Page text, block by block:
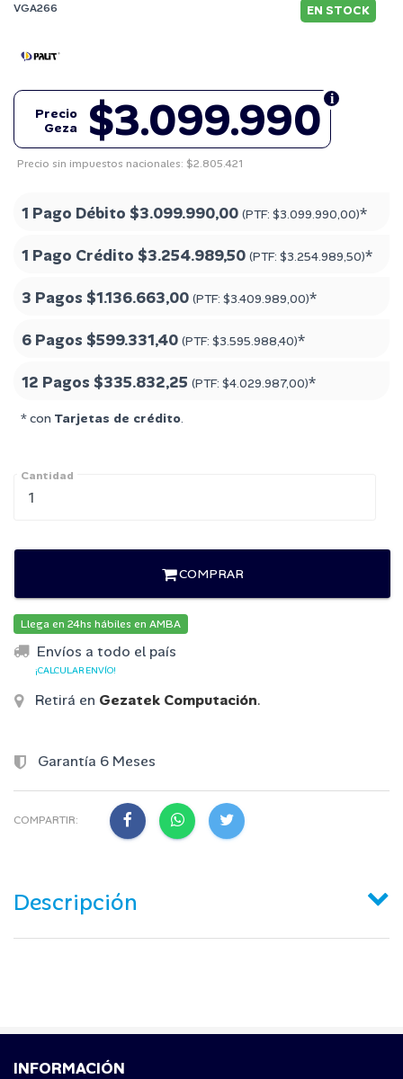
VGA266 EN STOCK
$3.099.990
Precio
Geza
Precio sin impuestos nacionales: $2.805.421
1 Pago Débito $3.099.990,00 (PTF: $3.099.990,00)*
1 Pago Crédito $3.254.989,50 (PTF: $3.254.989,50)*
3 Pagos $1.136.663,00 (PTF: $3.409.989,00)*
6 Pagos $599.331,40 (PTF: $3.595.988,40)*
12 Pagos $335.832,25 (PTF: $4.029.987,00)*
* con Tarjetas de crédito.
Cantidad
COMPRAR
Llega en 24hs hábiles en AMBA
Envíos a todo el país
¡CALCULAR ENVÍO!
Retirá en Gezatek Computación.
Garantía 6 Meses
COMPARTIR:
Descripción
INFORMACIÓN